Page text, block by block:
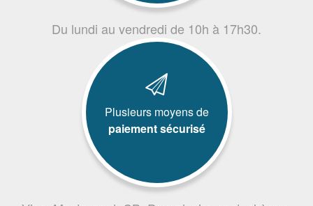
Du lundi au vendredi de 10h à 17h30.
Plusieurs moyens de
paiement sécurisé